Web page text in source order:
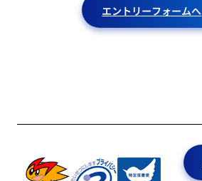
エントリーフォームへ